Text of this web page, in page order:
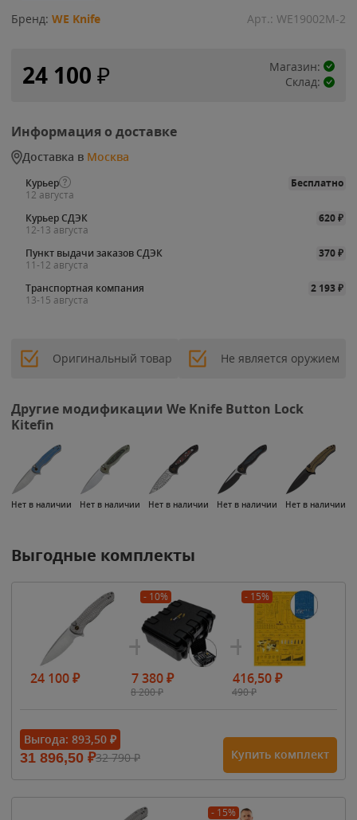
Бренд: WE Knife Арт.: WE19002M-2
24 100 ₽
Магазин:
Склад:
Информация о доставке
Доставка в Москва
Курьер
Бесплатно
12 августа
Курьер СДЭК
620₽
12-13 августа
Пункт выдачи заказов СДЭК
370₽
11-12 августа
Транспортная компания
2 193₽
13-15 августа
Оригинальный товар Не является оружием
Другие модификации We Knife Button Lock
Kitefin
Нет в наличии Нет в наличии Нет в наличии Нет в наличии Нет в наличии
Выгодные комплекты
24 100₽
- 10%
7 380₽
8 200₽
- 15%
416,50₽
490₽
Выгода: 893,50 ₽
31 896,50 ₽32 790₽ Купить комплект
- 15%